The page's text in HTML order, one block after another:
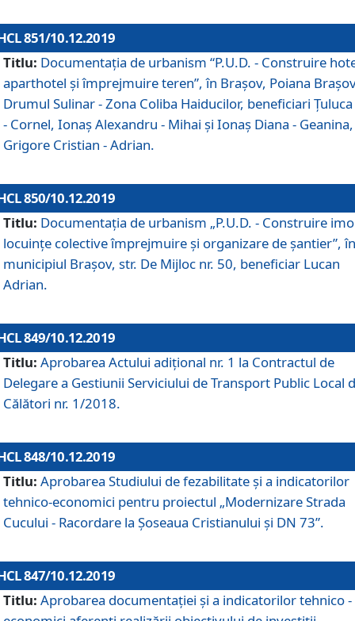
851/10.12.2019
Titlu: Documentaţia de urbanism “P.U.D. - Construire
aparthotel şi împrejmuire teren”, în Braşov, Poiana
Drumul Sulinar - Zona Coliba Haiducilor, beneficiari
- Cornel, Ionaş Alexandru - Mihai şi Ionaş Diana - Geanina,
Grigore Cristian - Adrian.
850/10.12.2019
Titlu: Documentaţia de urbanism „P.U.D. - Construire
locuințe colective împrejmuire și organizare de șantier”, în
municipiul Braşov, str. De Mijloc nr. 50, beneficiar Lucan
Adrian.
849/10.12.2019
Titlu: Aprobarea Actului adiţional nr. 1 la Contractul de
Delegare a Gestiunii Serviciului de Transport Public Local
Călători nr. 1/2018.
848/10.12.2019
Titlu: Aprobarea Studiului de fezabilitate şi a indicatorilor
tehnico-economici pentru proiectul „Modernizare Strada
Cucului - Racordare la Șoseaua Cristianului și DN 73”.
847/10.12.2019
Titlu: Aprobarea documentației și a indicatorilor tehnico -